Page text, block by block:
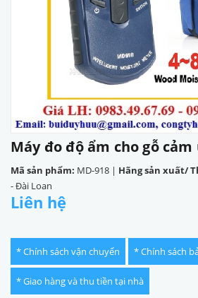
Máy đo độ ẩm cho gỗ cảm
Mã sản phẩm: MD-918 | Hãng sản xuất/
- Đài Loan
Liên hệ
* Chính sách vận chuyển * Chính sách
* Giao hàng và thu tiền tại nhà